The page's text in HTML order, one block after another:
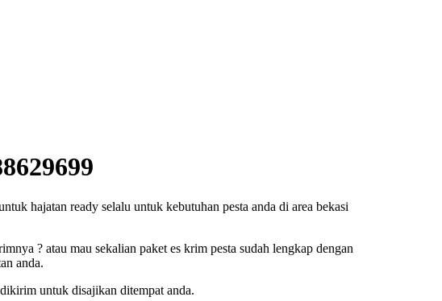
hajatan ready selalu untuk kebutuhan pesta anda di area bekasi
? atau mau sekalian paket es krim pesta sudah lengkap dengan
anda.
untuk disajikan ditempat anda.